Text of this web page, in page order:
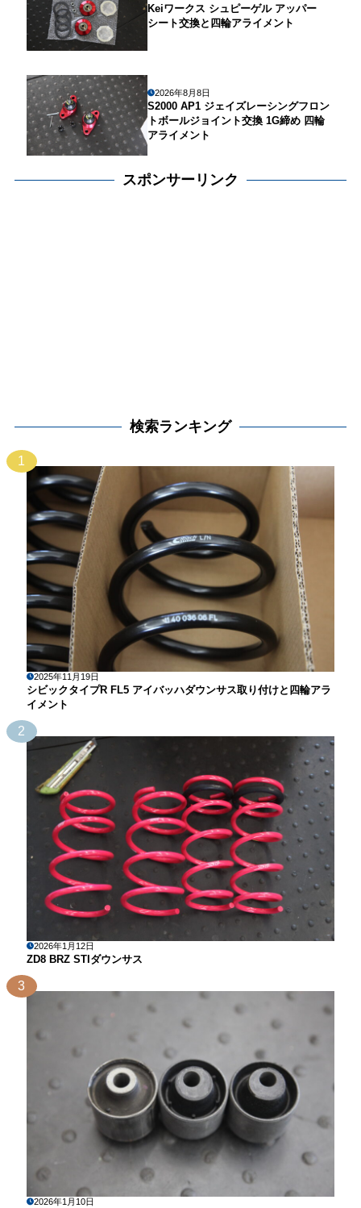
Keiワークス シュピーゲル アッパー
シート交換と四輪アライメント
2026年8月8日
S2000 AP1 ジェイズレーシングフロン
トボールジョイント交換 1G締め 四輪
アライメント
スポンサーリンク
検索ランキング
1
2025年11月19日
シビックタイプR FL5 アイバッハダウンサス取り付けと四輪アラ
イメント
2
2026年1月12日
ZD8 BRZ STIダウンサス
3
2026年1月10日